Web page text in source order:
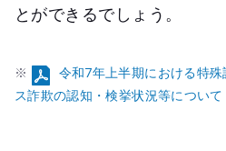
とができるでしょう。
※
令和7年上半期における特
ス詐欺の認知・検挙状況等について